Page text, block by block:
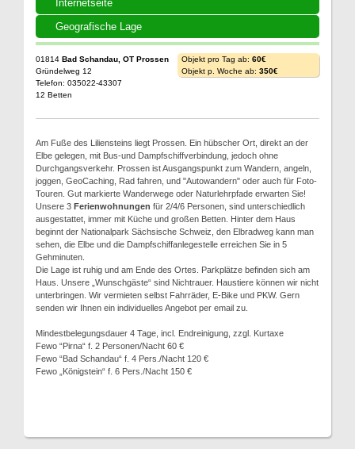
Internetseite
Geografische Lage
01814 Bad Schandau, OT Prossen
Gründelweg 12
Telefon: 035022-43307
12 Betten
Objekt pro Tag ab: 60€
Objekt p. Woche ab: 350€
Am Fuße des Liliensteins liegt Prossen. Ein hübscher Ort, direkt an der
Elbe gelegen, mit Bus-und Dampfschiffverbindung, jedoch ohne
Durchgangsverkehr. Prossen ist Ausgangspunkt zum Wandern, angeln,
joggen, GeoCaching, Rad fahren, und "Autowandern" oder auch für Foto-
Touren. Gut markierte Wanderwege oder Naturlehrpfade erwarten Sie!
Unsere 3 Ferienwohnungen für 2/4/6 Personen, sind unterschiedlich
ausgestattet, immer mit Küche und großen Betten. Hinter dem Haus
beginnt der Nationalpark Sächsische Schweiz, den Elbradweg kann man
sehen, die Elbe und die Dampfschiffanlegestelle erreichen Sie in 5
Gehminuten.
Die Lage ist ruhig und am Ende des Ortes. Parkplätze befinden sich am
Haus. Unsere „Wunschgäste“ sind Nichtrauer. Haustiere können wir nicht
unterbringen. Wir vermieten selbst Fahrräder, E-Bike und PKW. Gern
senden wir Ihnen ein individuelles Angebot per email zu.
Mindestbelegungsdauer 4 Tage, incl. Endreinigung, zzgl. Kurtaxe
Fewo “Pirna“ f. 2 Personen/Nacht 60 €
Fewo “Bad Schandau“ f. 4 Pers./Nacht 120 €
Fewo „Königstein“ f. 6 Pers./Nacht 150 €